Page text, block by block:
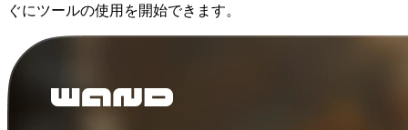
ぐにツールの使用を開始できます。